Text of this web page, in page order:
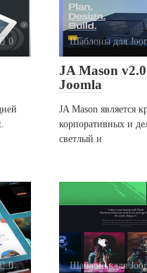
0 Шаблоны для
JA Mason
Joomla
JA Mason является
корпоративных и
светлый и
0 Шаблоны для